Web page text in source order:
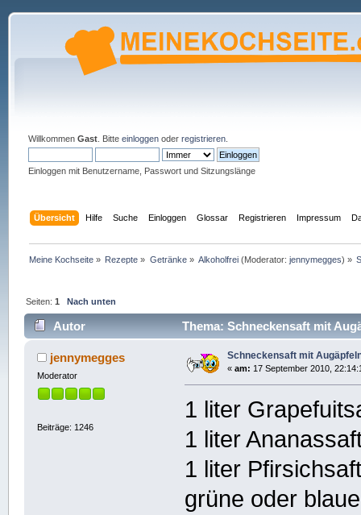
Willkommen Gast. Bitte einloggenoder registrieren.
Einloggen mit Benutzername, Passwort und Sitzungslänge
Übersicht Hilfe Suche Einloggen Glossar Registrieren Impressum
Meine Kochseite » Rezepte » Getränke» Alkoholfrei (Moderator:jennymegges) »
Seiten:1 Nach unten
Autor Thema: Schneckensaft mit
jennymegges
Moderator
Beiträge: 1246
Schneckensaft mit
« am: 17 September 2010,
1 liter
1 liter
1 liter
grüne oder